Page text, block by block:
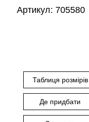
Артикул: 705580
Таблиця розмірів
Де придбати